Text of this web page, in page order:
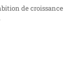
de croissance